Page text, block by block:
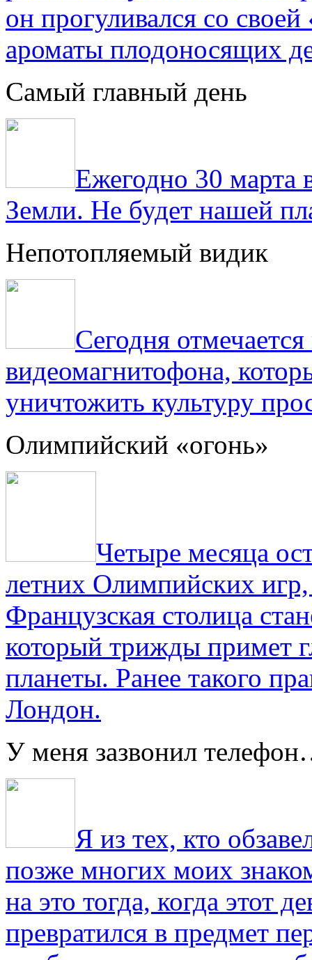
он прогуливался со
ароматы плодоносящих
Самый главный день
Ежегодно 30 марта
Земли. Не будет нашей
Непотопляемый видик
Сегодня
видеомагнитофона,
уничтожить культуру
Олимпийский «огонь»
Четыре месяца
летних Олимпийских
Французская столица
который трижды примет
планеты. Ранее такого
Лондон.
У меня зазвонил
Я из тех, кто
позже многих моих
на это тогда, когда этот
превратился в предмет